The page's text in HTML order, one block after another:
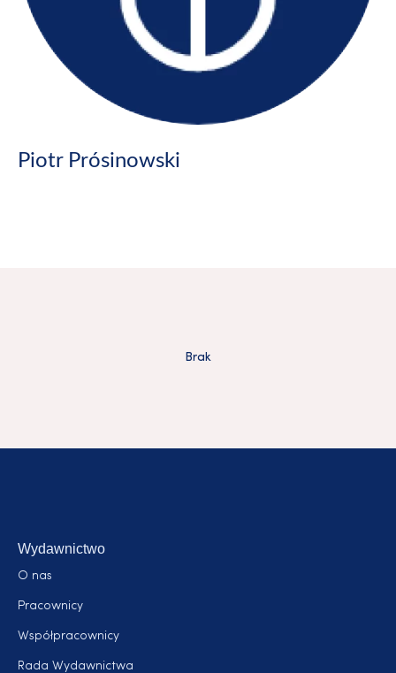
Piotr Prósinowski
Brak
Wydawnictwo
O nas
Pracownicy
Współpracownicy
Rada Wydawnictwa